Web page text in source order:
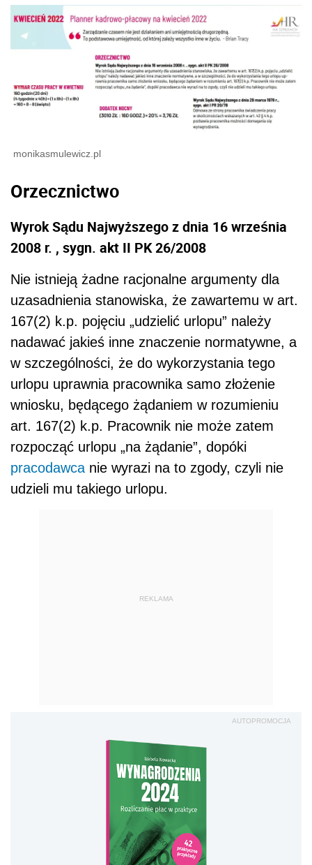
monikasmulewicz.pl
Orzecznictwo
Wyrok Sądu Najwyższego z dnia 16 września
2008 r. , sygn. akt II PK 26/2008
Nie istnieją żadne racjonalne argumenty dla
uzasadnienia stanowiska, że zawartemu w art.
167(2) k.p. pojęciu „udzielić urlopu” należy
nadawać jakieś inne znaczenie normatywne, a
w szczególności, że do wykorzystania tego
urlopu uprawnia pracownika samo złożenie
wniosku, będącego żądaniem w rozumieniu
art. 167(2) k.p. Pracownik nie może zatem
rozpocząć urlopu „na żądanie”, dopóki
pracodawca nie wyrazi na to zgody, czyli nie
udzieli mu takiego urlopu.
REKLAMA
AUTOPROMOCJA